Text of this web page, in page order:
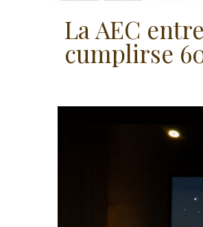
La AEC
cumplirse